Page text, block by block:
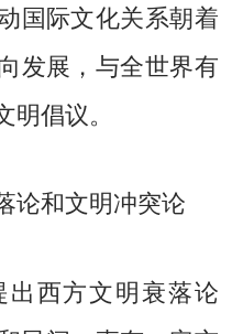
国际文化关系朝着
发展，与全世界有
倡议。
和文明冲突论
西方文明衰落论